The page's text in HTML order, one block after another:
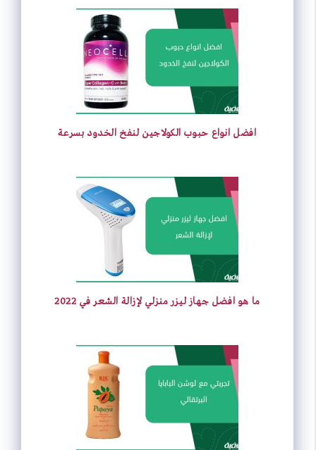
افضل انواع حبوب الكولاجين لنفخ الخدود بسرعة
ما هو افضل جهاز ليزر منزلي لإزالة الشعر في 2022